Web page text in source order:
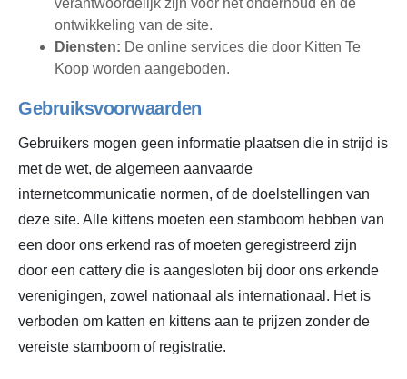
ontwikkeling van de site.
Diensten: De online services die door Kitten Te
Koop worden aangeboden.
Gebruiksvoorwaarden
Gebruikers mogen geen informatie plaatsen die in strijd is
met de wet, de algemeen aanvaarde
internetcommunicatie normen, of de doelstellingen van
deze site. Alle kittens moeten een stamboom hebben van
een door ons erkend ras of moeten geregistreerd zijn
door een cattery die is aangesloten bij door ons erkende
verenigingen, zowel nationaal als internationaal. Het is
verboden om katten en kittens aan te prijzen zonder de
vereiste stamboom of registratie.